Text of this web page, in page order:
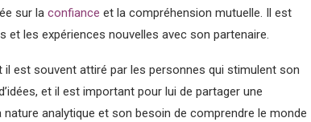
sur la confiance et la compréhension mutuelle. Il est
les expériences nouvelles avec son partenaire.
est souvent attiré par les personnes qui stimulent son
et il est important pour lui de partager une
analytique et son besoin de comprendre le monde